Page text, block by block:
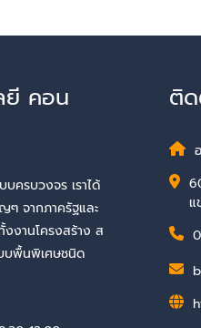
ยี คอน
ครบวงจร เราได้
ๆ จากภาครัฐและ
งานโครงสร้าง ส
บพื้นพิเศษชนิด
ติด
แ